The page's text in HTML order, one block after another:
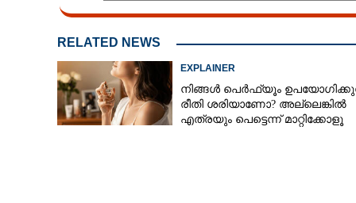
RELATED NEWS
EXPLAINER
നിങ്ങൾ പെർഫ്യൂം
രീതി ശരിയാണോ? അല്ലെങ്കിൽ
എത്രയും പെട്ടെന്ന് മാറ്റിക്കോളൂ